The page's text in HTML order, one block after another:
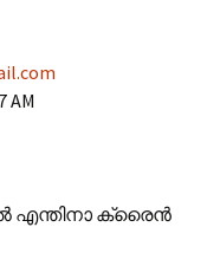
AM
എന്തിനാ ക്രൈന്‍